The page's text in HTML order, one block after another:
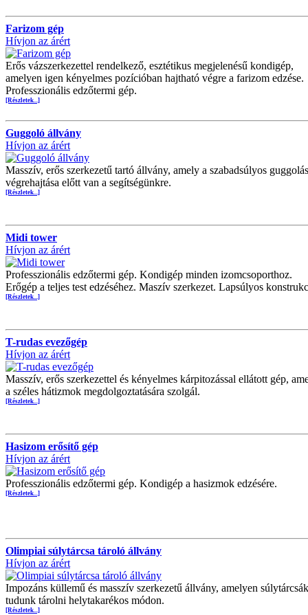
Farizom gép
Hívjon az árért
Erős vázszerkezettel rendelkező, esztétikus megjelenésű kondigép,
amelyen igen kényelmes pozícióban hajtható végre a farizom edzése.
Professzionális edzőtermi gép.
[Részletek...]
Guggoló állvány
Hívjon az árért
Masszív, erős szerkezetű tartó állvány, amely a szabadsúlyos guggolás
végrehajtása előtt van a segítségünkre.
[Részletek...]
Midi tower
Hívjon az árért
Professzionális edzőtermi gép. Kondigép minden izomcsoporthoz.
Erőgép a teljes test edzéséhez. Maszív szerkezet. Lapsúlyos
[Részletek...]
T-rudas evezőgép
Hívjon az árért
Masszív, erős szerkezettel és kényelmes kárpitozással ellátott gép,
a széles hátizmok megdolgoztatására szolgál.
[Részletek...]
Hasizom erősítő gép
Hívjon az árért
Professzionális edzőtermi gép. Kondigép a hasizmok edzésére.
[Részletek...]
Olimpiai súlytárcsa tároló állvány
Hívjon az árért
Impozáns küllemű és masszív szerkezetű állvány, amelyen
tudunk tárolni helytakarékos módon.
[Részletek...]